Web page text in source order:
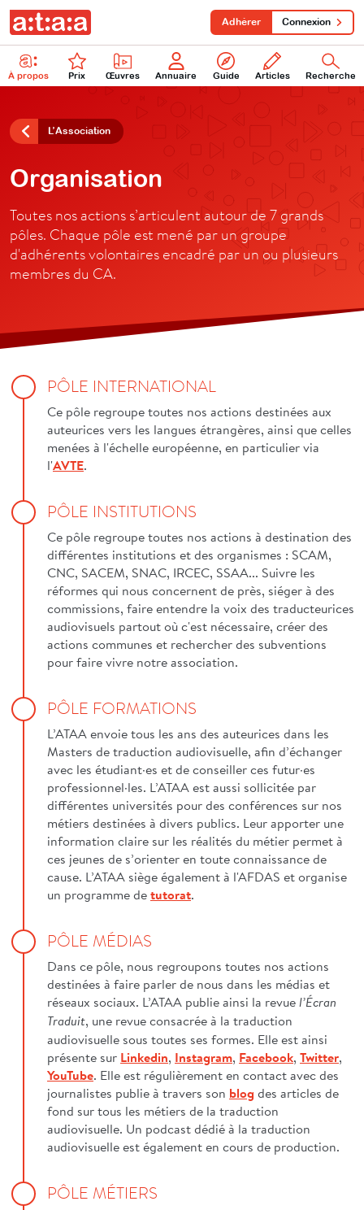
À propos Prix Œuvres Annuaire Guide Articles Recherche
Adhérer Connexion
L’Association
Organisation
Toutes nos actions s’articulent autour de 7 grands
pôles. Chaque pôle est mené par un groupe
d'adhérents volontaires encadré par un ou plusieurs
membres du CA.
PÔLE INTERNATIONAL
Ce pôle regroupe toutes nos actions destinées aux
auteurices vers les langues étrangères, ainsi que celles
menées à l'échelle européenne, en particulier via
l'AVTE.
PÔLE INSTITUTIONS
Ce pôle regroupe toutes nos actions à destination des
différentes institutions et des organismes : SCAM,
CNC, SACEM, SNAC, IRCEC, SSAA... Suivre les
réformes qui nous concernent de près, siéger à des
commissions, faire entendre la voix des traducteurices
audiovisuels partout où c'est nécessaire, créer des
actions communes et rechercher des subventions
pour faire vivre notre association.
PÔLE FORMATIONS
L’ATAA envoie tous les ans des auteurices dans les
Masters de traduction audiovisuelle, afin d’échanger
avec les étudiant·es et de conseiller ces futur·es
professionnel·les. L’ATAA est aussi sollicitée par
différentes universités pour des conférences sur nos
métiers destinées à divers publics. Leur apporter une
information claire sur les réalités du métier permet à
ces jeunes de s’orienter en toute connaissance de
cause. L’ATAA siège également à l'AFDAS et organise
un programme detutorat.
PÔLE MÉDIAS
Dans ce pôle, nous regroupons toutes nos actions
destinées à faire parler de nous dans les médias et
réseaux sociaux. L’ATAA publie ainsi la revuel’Écran
Traduit, une revue consacrée à la traduction
audiovisuelle sous toutes ses formes. Elle est ainsi
présente sur Linkedin, Instagram, Facebook, Twitter,
YouTube. Elle est régulièrement en contact avec des
journalistes publie à travers son blog des articles de
fond sur tous les métiers de la traduction
audiovisuelle. Un podcast dédié à la traduction
audiovisuelle est également en cours de production.
PÔLE MÉTIERS